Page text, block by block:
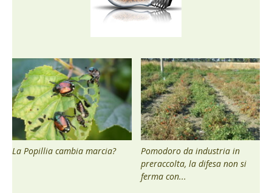
La Popillia cambia marcia?
Pomodoro da industria in
preraccolta, la difesa non si
ferma con...